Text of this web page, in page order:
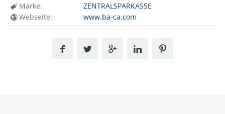
Marke:
ZENTRALSPARKASSE
Webseite:
www.ba-ca.com